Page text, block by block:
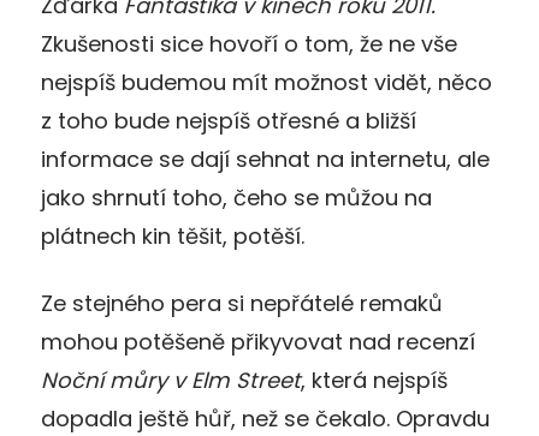
Zkušenosti sice hovoří o tom, že ne vše
nejspíš budemou mít možnost vidět, něco
z toho bude nejspíš otřesné a bližší
informace se dají sehnat na internetu, ale
jako shrnutí toho, čeho se můžou na
plátnech kin těšit, potěší.
Ze stejného pera si nepřátelé remaků
mohou potěšeně přikyvovat nad recenzí
Noční můry v Elm Street, která nejspíš
dopadla ještě hůř, než se čekalo. Opravdu